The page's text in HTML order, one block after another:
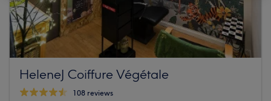
HeleneJ Coiffure Végétale
108 reviews